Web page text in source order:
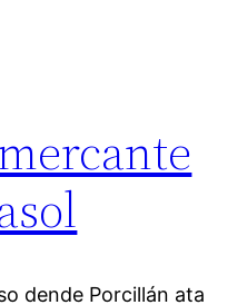
dende Porcillán ata